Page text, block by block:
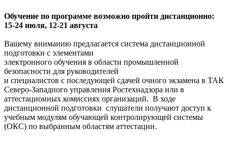
Обучение по программе возможно пройти дистанционно:
15-24 июля, 12-21 августа
Вашему вниманию предлагается система дистанционной
подготовки с элементами
электронного обучения в области промышленной
безопасности для руководителей
и специалистов с последующей сдачей очного экзамена в ТАК
Северо-Западного управления Ростехнадзора или в
аттестационных комиссиях организаций. В ходе
дистанционной подготовки слушатели получают доступ к
учебным модулям обучающей контролирующей системы
(ОКС) по выбранным областям аттестации.